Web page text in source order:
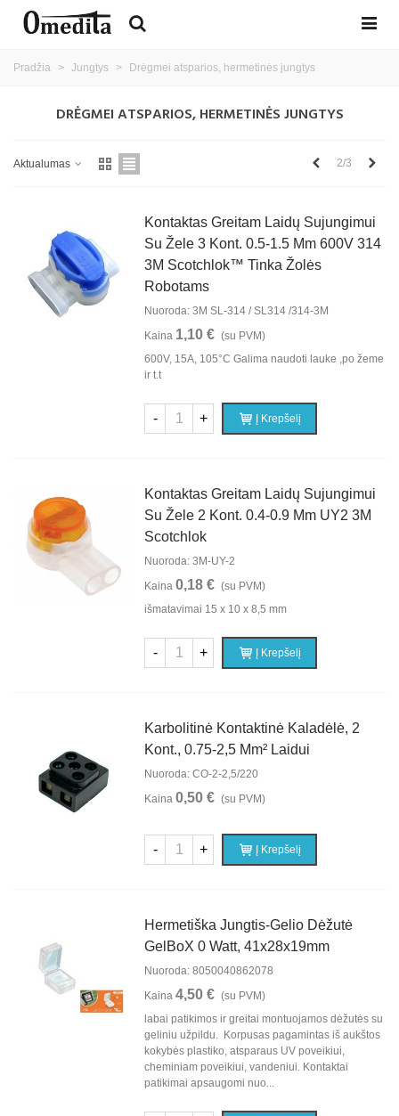
Pradžia > Jungtys > Drėgmei atsparios, hermetinės jungtys
DRĖGMEI ATSPARIOS, HERMETINĖS JUNGTYS
Aktualumas Ankstesnis
2/3
Kontaktas Greitam Laidų Sujungimui
Su Žele 3 Kont. 0.5-1.5 Mm 600V 314
3M Scotchlok™ Tinka Žolės
Robotams
Nuoroda: 3M SL-314 / SL314 /314-3M
Kaina 1,10 € (su PVM)
600V, 15A, 105°C Galima naudoti lauke ,po žeme
ir t.t
- + Į Krepšelį
Kontaktas Greitam Laidų Sujungimui
Su Žele 2 Kont. 0.4-0.9 Mm UY2 3M
Scotchlok
Nuoroda: 3M-UY-2
Kaina0,18 € (su PVM)
išmatavimai 15 x 10 x 8,5 mm
- + Į Krepšelį
Karbolitinė Kontaktinė Kaladėlė, 2
Kont., 0.75-2,5 Mm² Laidui
Nuoroda: СО-2-2,5/220
Kaina0,50 € (su PVM)
- + Į Krepšelį
Hermetiška Jungtis-Gelio Dėžutė
GelBoX 0 Watt, 41x28x19mm
Nuoroda: 8050040862078
Kaina4,50 € (su PVM)
labai patikimos ir greitai montuojamos dėžutės su
geliniu užpildu. Korpusas pagamintas iš aukštos
kokybės plastiko, atsparaus UV poveikiui,
cheminiam poveikiui, vandeniui. Kontaktai
patikimai apsaugomi nuo...